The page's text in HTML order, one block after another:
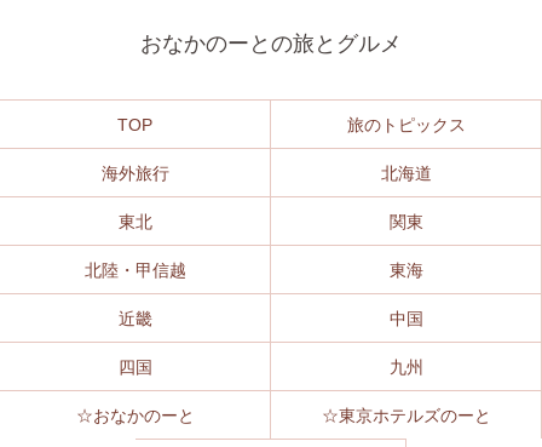
おなかのーとの旅とグルメ
TOP 旅のトピックス
海外旅行 北海道
東北 関東
北陸・甲信越 東海
近畿 中国
四国 九州
☆おなかのーと ☆東京ホテルズのーと